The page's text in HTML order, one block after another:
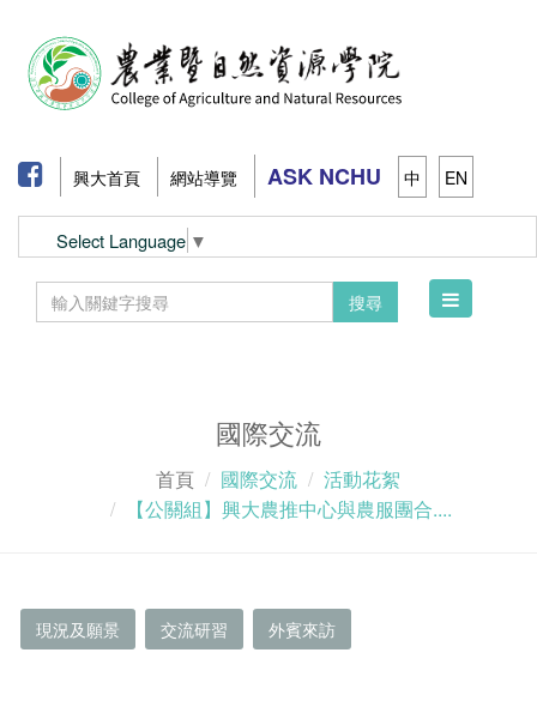
興大首頁 網站導覽 ASK NCHU 中 EN
Select Language ▼
搜尋
Toggle
國際交流
首頁 國際交流
活動花絮
【公關組】興大農推中心與農服團合....
現況及願景 交流研習 外賓來訪